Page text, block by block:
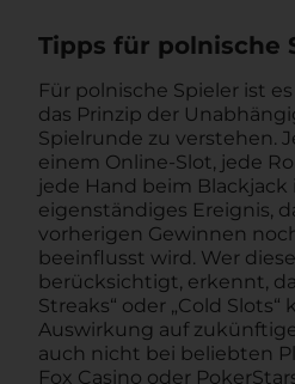
Tipps für polnische
Für polnische Spieler ist
das Prinzip der
Spielrunde zu verstehen.
einem Online-Slot, jede
jede Hand beim Blackjack
eigenständiges Ereignis,
vorherigen Gewinnen
beeinflusst wird. Wer
berücksichtigt, erkennt,
Streaks“ oder „Cold Slots“
Auswirkung auf
auch nicht bei beliebten
Fox Casino oder